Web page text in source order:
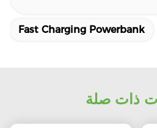
Fast Charging Powerbank
ذات صلة